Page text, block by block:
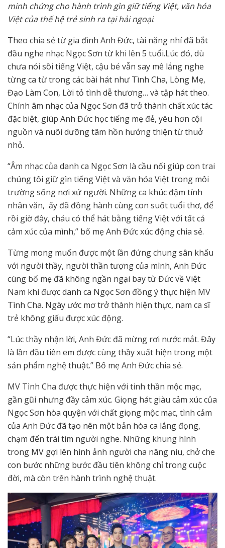
minh chứng cho hành trình gìn giữ tiếng Việt, văn hóa
Việt của thế hệ trẻ sinh ra tại hải ngoại.
Theo chia sẻ từ gia đình Anh Đức, tài năng nhí đã bắt
đầu nghe nhạc Ngọc Sơn từ khi lên 5 tuổi.Lúc đó, dù
chưa nói sõi tiếng Việt, cậu bé vẫn say mê lắng nghe
từng ca từ trong các bài hát như Tình Cha, Lòng Mẹ,
Đạo Làm Con, Lời tỏ tình dễ thương… và tập hát theo.
Chính âm nhạc của Ngọc Sơn đã trở thành chất xúc tác
đặc biệt, giúp Anh Đức học tiếng mẹ đẻ, yêu hơn cội
nguồn và nuôi dưỡng tâm hồn hướng thiện từ thuở
nhỏ.
“Âm nhạc của danh ca Ngọc Sơn là cầu nối giúp con trai
chúng tôi giữ gìn tiếng Việt và văn hóa Việt trong môi
trường sống nơi xứ người. Những ca khúc đậm tính
nhân văn, ấy đã đồng hành cùng con suốt tuổi thơ, để
rồi giờ đây, cháu có thể hát bằng tiếng Việt với tất cả
cảm xúc của mình,” bố mẹ Anh Đức xúc động chia sẻ.
Từng mong muốn được một lần đứng chung sân khấu
với người thầy, người thần tượng của mình, Anh Đức
cùng bố mẹ đã không ngần ngại bay từ Đức về Việt
Nam khi được danh ca Ngọc Sơn đồng ý thực hiện MV
Tình Cha. Ngày ước mơ trở thành hiện thực, nam ca sĩ
trẻ không giấu được xúc động.
“Lúc thầy nhận lời, Anh Đức đã mừng rơi nước mắt. Đây
là lần đầu tiên em được cùng thầy xuất hiện trong một
sản phẩm nghệ thuật.” Bố mẹ Anh Đức chia sẻ.
MV Tình Cha được thực hiện với tinh thần mộc mạc,
gần gũi nhưng đầy cảm xúc. Giọng hát giàu cảm xúc của
Ngọc Sơn hòa quyện với chất giọng mộc mạc, tình cảm
của Anh Đức đã tạo nên một bản hòa ca lắng đọng,
chạm đến trái tim người nghe. Những khung hình
trong MV gợi lên hình ảnh người cha nâng niu, chở che
con bước những bước đầu tiên không chỉ trong cuộc
đời, mà còn trên hành trình nghệ thuật.